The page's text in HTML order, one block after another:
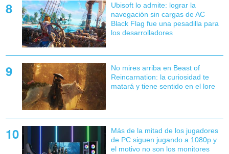
Ubisoft lo admite: lograr la
navegación sin cargas de AC
Black Flag fue una pesadilla para
los desarrolladores
No mires arriba en Beast of
Reincarnation: la curiosidad te
matará y tiene sentido en el lore
Más de la mitad de los jugadores
de PC siguen jugando a 1080p y
el motivo no son los monitores